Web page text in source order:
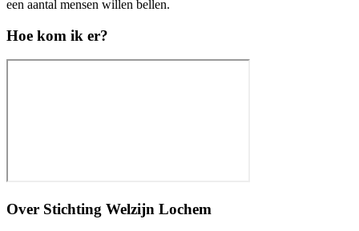
een aantal mensen willen bellen.
Hoe kom ik er?
Over Stichting Welzijn Lochem